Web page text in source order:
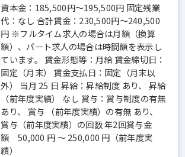
資本金：185,500円〜195,500円 固定残業
代：なし 合計賃金：230,500円～240,500
円 ※フルタイム求人の場合は月額（換算
額）、パート求人の場合は時間額を表示し
ています。 賃金形態等：月給 賃金締切日：
固定（月末） 賃金支払日：固定（月末以
外） 当月 25 日 昇給：昇給制度 あり、 昇給
（前年度実績） なし 賞与：賞与制度の有無
あり、 賞与 （前年度実績）の有無 あり、
賞与（前年度実績）の回数 年2回賞与金
額 50,000 円 ～ 250,000 円（前年度実
績）